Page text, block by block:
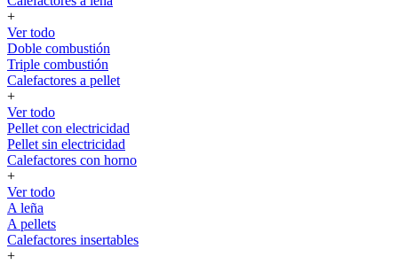
+
Ver todo
Doble combustión
Triple combustión
Calefactores a pellet
+
Ver todo
Pellet con electricidad
Pellet sin electricidad
Calefactores con horno
+
Ver todo
A leña
A pellets
Calefactores insertables
+